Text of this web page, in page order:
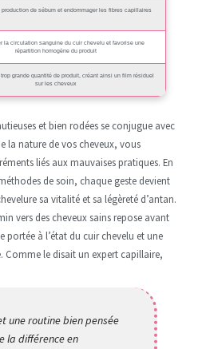
production de sébum et endommager les fibres capillaires
la circulation sanguine du cuir chevelu et favorise une
répartition homogène du produit
trop grande quantité de produit, créant ainsi un film résiduel
sur les cheveux
et bien rodées se conjugue avec
la nature de vos cheveux, vous
liés aux mauvaises pratiques. En
de soin, chaque geste devient
sa vitalité et sa légèreté d’antan.
vers des cheveux sains repose avant
à l’état du cuir chevelu et une
le disait un expert capillaire,
une routine bien pensée
la différence en